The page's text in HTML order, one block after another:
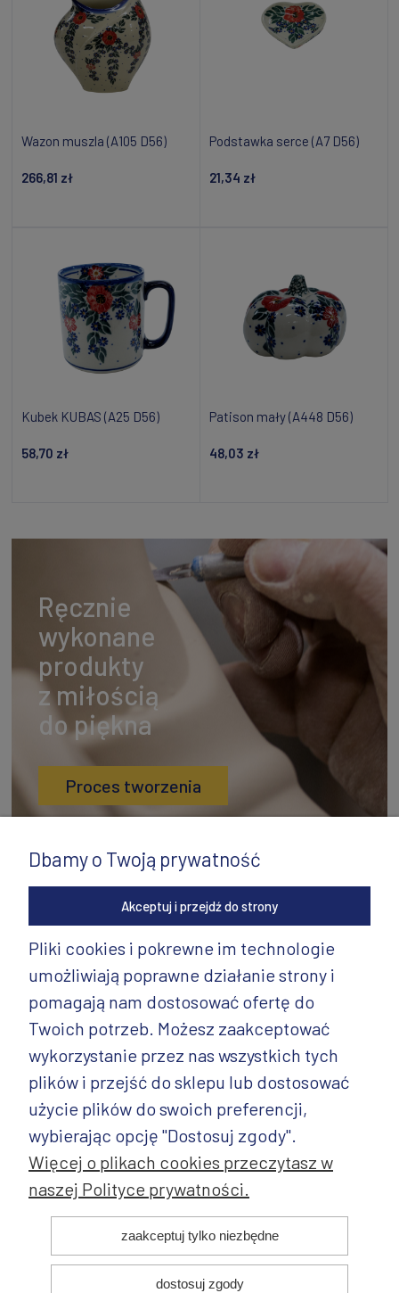
Wazon muszla (A105 D56)
266,81 zł
Podstawka serce (A7 D56)
21,34 zł
Kubek KUBAS (A25 D56)
58,70 zł
Patison mały (A448 D56)
48,03 zł
Ręcznie
wykonane
produkty
z miłością
do piękna
Proces tworzenia
INFORMACJE
PRODUKTY CD.
POZOSTAŁE
Dbamy o Twoją prywatność
Akceptuj i przejdź do strony
Pliki cookies i pokrewne im technologie
umożliwiają poprawne działanie strony i
pomagają nam dostosować ofertę do
Twoich potrzeb. Możesz zaakceptować
wykorzystanie przez nas wszystkich tych
plików i przejść do sklepu lub dostosować
użycie plików do swoich preferencji,
wybierając opcję "Dostosuj zgody".
Więcej o plikach cookies przeczytasz w
naszej Polityce prywatności.
zaakceptuj tylko niezbędne
dostosuj zgody